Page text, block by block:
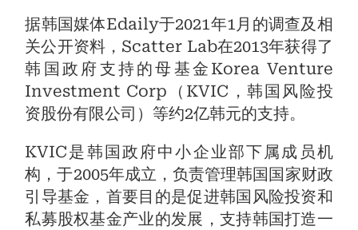
据韩国媒体Edaily于2021年1月的调查及相
关公开资料，Scatter Lab在2013年获得了
韩国政府支持的母基金Korea Venture
Investment Corp（KVIC，韩国风险投
资股份有限公司）等约2亿韩元的支持。
KVIC是韩国政府中小企业部下属成员机
构，于2005年成立，负责管理韩国国家财政
引导基金，首要目的是促进韩国风险投资和
私募股权基金产业的发展，支持韩国打造一